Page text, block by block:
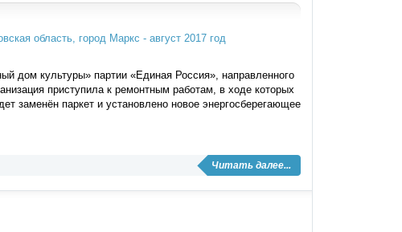
дом культуры» партии «Единая Россия», направленного
приступила к ремонтным работам, в ходе которых
заменён паркет и установлено новое энергосберегающее
Читать далее...